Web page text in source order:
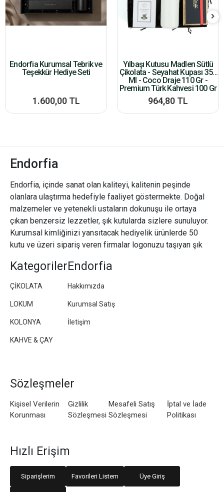
Endorfia Kurumsal Tebrik ve
Teşekkür Hediye Seti
1.600,00 TL
Yılbaşı Kutusu Madlen Sütlü
Çikolata - Seyahat Kupası 350
Ml - Coco Draje 110 Gr -
Premium Türk Kahvesi 100 Gr
964,80 TL
Endorfia
Endorfia, içinde sanat olan kaliteyi, kalitenin peşinde
olanlara ulaştırma hedefiyle faaliyet göstermekte. Doğal
malzemeler ve yetenekli ustaların dokunuşu ile ortaya
çıkan benzersiz lezzetler, şık kutularda sizlere sunuluyor.
Kurumsal kimliğinizi yansıtacak hediyelik ürünlerde 50
kutu ve üzeri sipariş veren firmalar logonuzu taşıyan şık
Kategoriler
ÇİKOLATA
LOKUM
KOLONYA
KAHVE & ÇAY
Endorfia
Hakkımızda
Kurumsal Satış
İletişim
Sözleşmeler
Kişisel Verilerin
Korunması
Gizlilik
Sözleşmesi
Mesafeli Satış
Sözleşmesi
İptal ve İade
Politikası
Hızlı Erişim
Siparişlerim Favorileri Listem Üye Giriş